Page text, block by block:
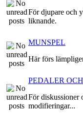
För djupare och
liknande.
MUNSPEL
Här förs
PEDALER
För diskussioner
modifieringar...